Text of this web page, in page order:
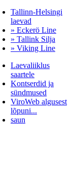
Tallinn-Helsingi
laevad
» Eckerö Line
» Tallink Silja
» Viking Line
Laevaliiklus
saartele
Kontserdid ja
sündmused
ViroWeb algusest
lõpuni...
saun